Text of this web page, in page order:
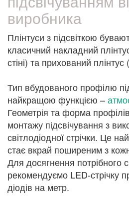
виробника
Плінтуси з підсвіткою
класичний накладний
стіні) та прихований плінтус
Тип вбудованого профілю
найкращою функцією –
Геометрія та форма
монтажу підсвічування з
світлодіодної стрічки. Це
стає вкрай поширеним з
Для досягнення потрібного
рекомендуємо LED-стрічку
діодів на метр.